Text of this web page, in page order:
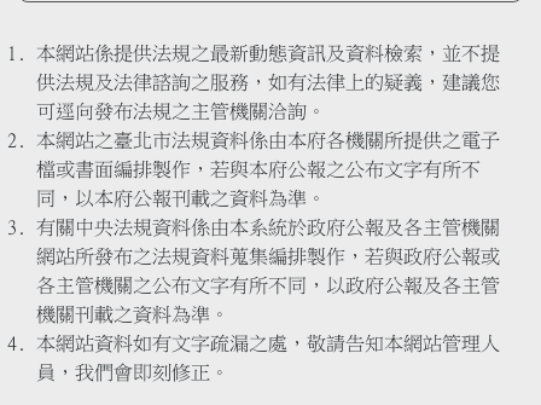
本網站係提供法規之最新動態資訊及資料檢索，並不提
供法規及法律諮詢之服務，如有法律上的疑義，建議您
可逕向發布法規之主管機關洽詢。
本網站之臺北市法規資料係由本府各機關所提供之電子
檔或書面編排製作，若與本府公報之公布文字有所不
同，以本府公報刊載之資料為準。
有關中央法規資料係由本系統於政府公報及各主管機關
網站所發布之法規資料蒐集編排製作，若與政府公報或
各主管機關之公布文字有所不同，以政府公報及各主管
機關刊載之資料為準。
本網站資料如有文字疏漏之處，敬請告知本網站管理人
員，我們會即刻修正。